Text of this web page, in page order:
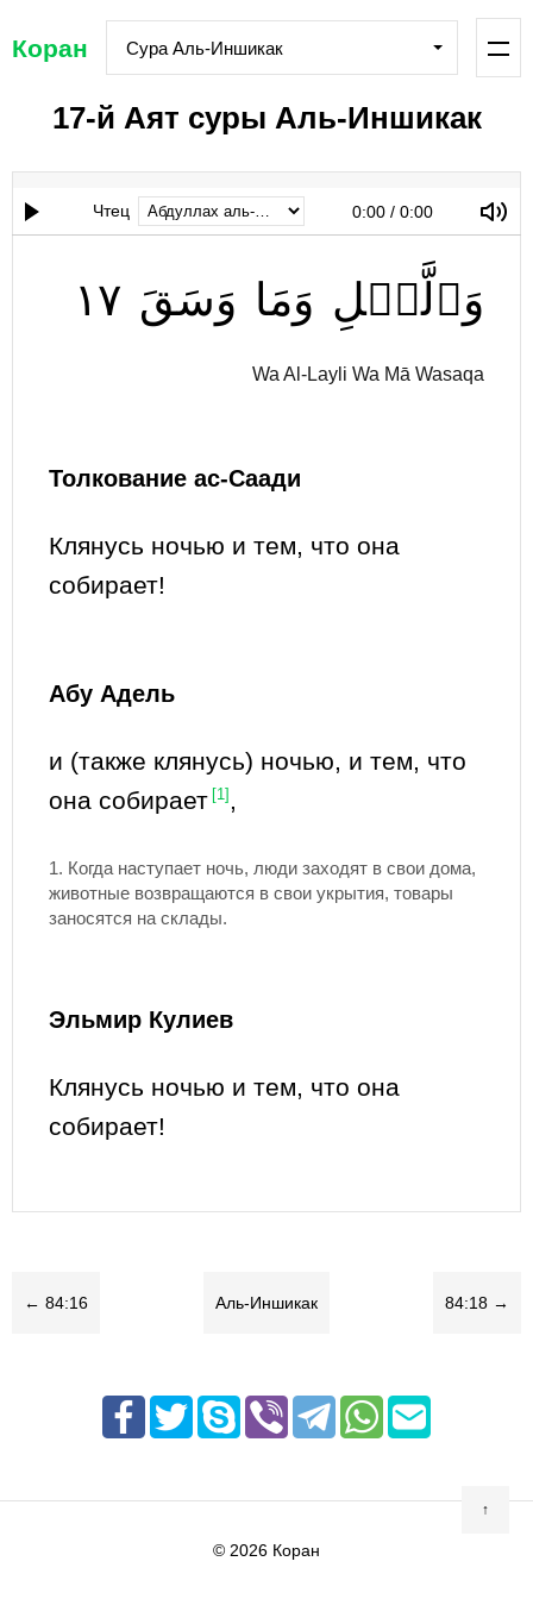
Коран Сура Аль-Иншикак
17-й Аят суры Аль-Иншикак
Чтец 0:00 / 0:00
وَٱلَّيۡلِ وَمَا وَسَقَ ١٧
Wa Al-Layli Wa Mā Wasaqa
Толкование ас-Саади
Клянусь ночью и тем, что она
собирает!
Абу Адель
и (также клянусь) ночью, и тем, что
она собирает [1] ,
1. Когда наступает ночь, люди заходят в свои дома,
животные возвращаются в свои укрытия, товары
заносятся на склады.
Эльмир Кулиев
Клянусь ночью и тем, что она
собирает!
← 84:16 Аль-Иншикак 84:18 →
© 2026 Коран
↑